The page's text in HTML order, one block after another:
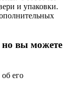
и упаковки.
но вы можете
его